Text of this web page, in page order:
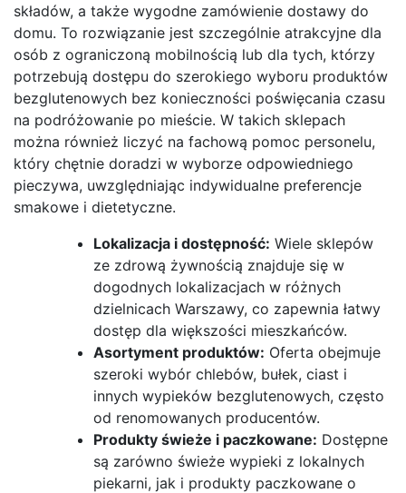
składów, a także wygodne zamówienie dostawy do
domu. To rozwiązanie jest szczególnie atrakcyjne dla
osób z ograniczoną mobilnością lub dla tych, którzy
potrzebują dostępu do szerokiego wyboru produktów
bezglutenowych bez konieczności poświęcania czasu
na podróżowanie po mieście. W takich sklepach
można również liczyć na fachową pomoc personelu,
który chętnie doradzi w wyborze odpowiedniego
pieczywa, uwzględniając indywidualne preferencje
smakowe i dietetyczne.
Lokalizacja i dostępność: Wiele sklepów
ze zdrową żywnością znajduje się w
dogodnych lokalizacjach w różnych
dzielnicach Warszawy, co zapewnia łatwy
dostęp dla większości mieszkańców.
Asortyment produktów: Oferta obejmuje
szeroki wybór chlebów, bułek, ciast i
innych wypieków bezglutenowych, często
od renomowanych producentów.
Produkty świeże i paczkowane: Dostępne
są zarówno świeże wypieki z lokalnych
piekarni, jak i produkty paczkowane o